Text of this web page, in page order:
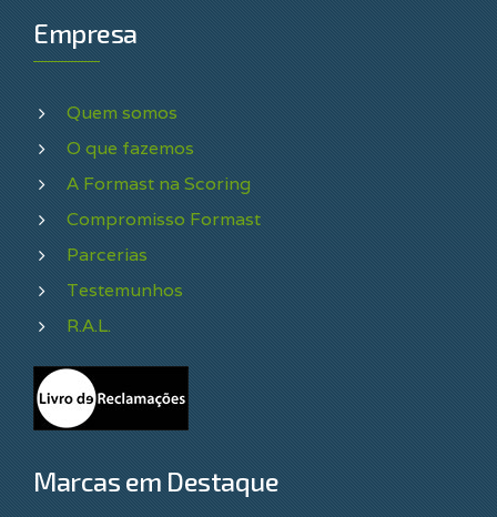
Empresa
Quem somos
O que fazemos
A Formast na Scoring
Compromisso Formast
Parcerias
Testemunhos
R.A.L.
Marcas em Destaque